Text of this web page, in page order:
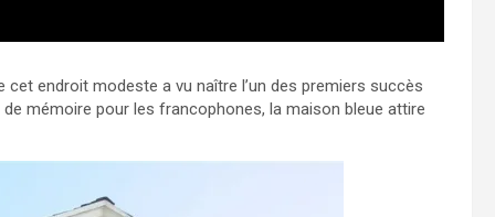
endroit modeste a vu naître l’un des premiers succès
mémoire pour les francophones, la maison bleue attire